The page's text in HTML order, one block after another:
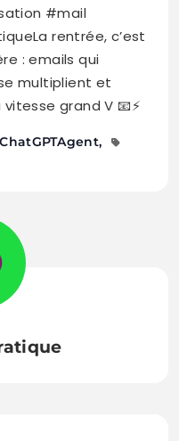
#mail
rentrée, c’est
: emails qui
multiplient et
grand V 📧⚡